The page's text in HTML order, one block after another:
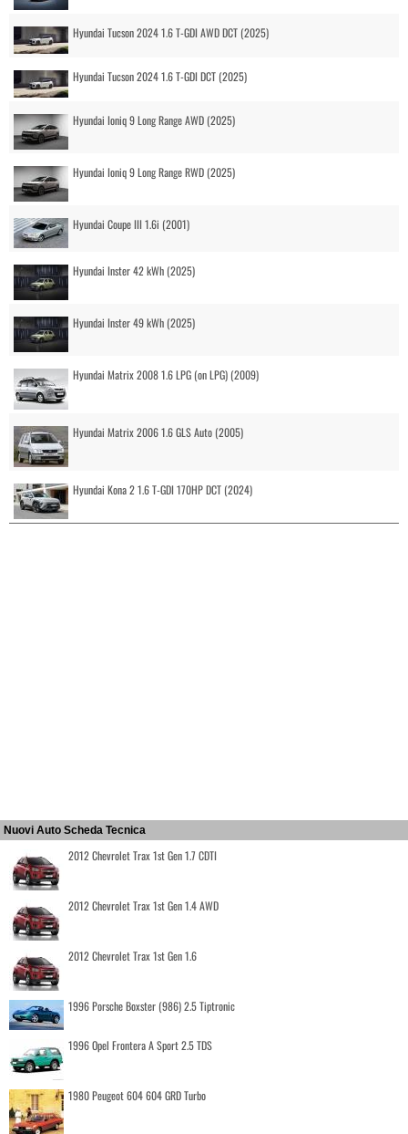
Hyundai Tucson 2024 1.6 T-GDI AWD DCT (2025)
Hyundai Tucson 2024 1.6 T-GDI DCT (2025)
Hyundai Ioniq 9 Long Range AWD (2025)
Hyundai Ioniq 9 Long Range RWD (2025)
Hyundai Coupe III 1.6i (2001)
Hyundai Inster 42 kWh (2025)
Hyundai Inster 49 kWh (2025)
Hyundai Matrix 2008 1.6 LPG (on LPG) (2009)
Hyundai Matrix 2006 1.6 GLS Auto (2005)
Hyundai Kona 2 1.6 T-GDI 170HP DCT (2024)
Nuovi Auto Scheda Tecnica
2012 Chevrolet Trax 1st Gen 1.7 CDTI
2012 Chevrolet Trax 1st Gen 1.4 AWD
2012 Chevrolet Trax 1st Gen 1.6
1996 Porsche Boxster (986) 2.5 Tiptronic
1996 Opel Frontera A Sport 2.5 TDS
1980 Peugeot 604 604 GRD Turbo